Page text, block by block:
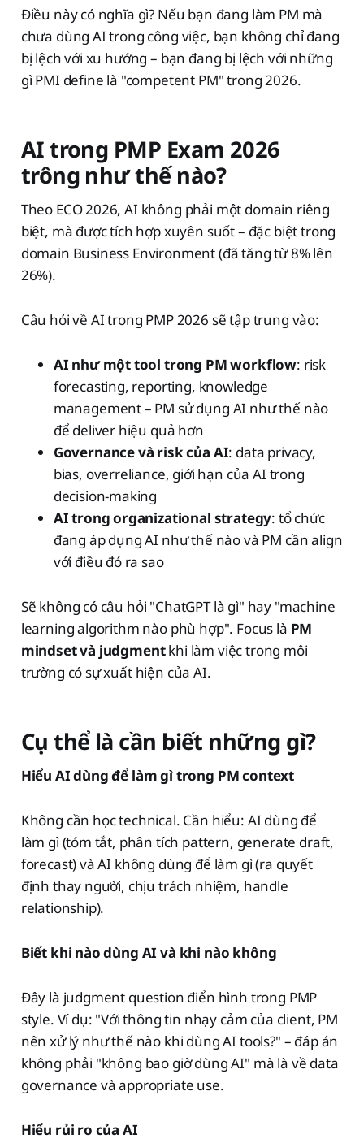
Điều này có nghĩa gì? Nếu bạn đang làm PM mà
chưa dùng AI trong công việc, bạn không chỉ đang
bị lệch với xu hướng – bạn đang bị lệch với những
gì PMI define là "competent PM" trong 2026.
AI trong PMP Exam 2026
trông như thế nào?
Theo ECO 2026, AI không phải một domain riêng
biệt, mà được tích hợp xuyên suốt – đặc biệt trong
domain Business Environment (đã tăng từ 8% lên
26%).
Câu hỏi về AI trong PMP 2026 sẽ tập trung vào:
AI như một tool trong PM workflow: risk
forecasting, reporting, knowledge
management – PM sử dụng AI như thế nào
để deliver hiệu quả hơn
Governance và risk của AI: data privacy,
bias, overreliance, giới hạn của AI trong
decision-making
AI trong organizational strategy: tổ chức
đang áp dụng AI như thế nào và PM cần align
với điều đó ra sao
Sẽ không có câu hỏi "ChatGPT là gì" hay "machine
learning algorithm nào phù hợp". Focus là PM
mindset và judgmentkhi làm việc trong môi
trường có sự xuất hiện của AI.
Cụ thể là cần biết những gì?
Hiểu AI dùng để làm gì trong PM context
Không cần học technical. Cần hiểu: AI dùng để
làm gì (tóm tắt, phân tích pattern, generate draft,
forecast) và AI không dùng để làm gì (ra quyết
định thay người, chịu trách nhiệm, handle
relationship).
Biết khi nào dùng AI và khi nào không
Đây là judgment question điển hình trong PMP
style. Ví dụ: "Với thông tin nhạy cảm của client, PM
nên xử lý như thế nào khi dùng AI tools?" – đáp án
không phải "không bao giờ dùng AI" mà là về data
governance và appropriate use.
Hiểu rủi ro của AI